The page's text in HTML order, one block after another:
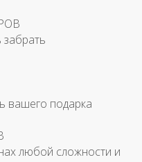
забрать
вашего подарка
любой сложности и